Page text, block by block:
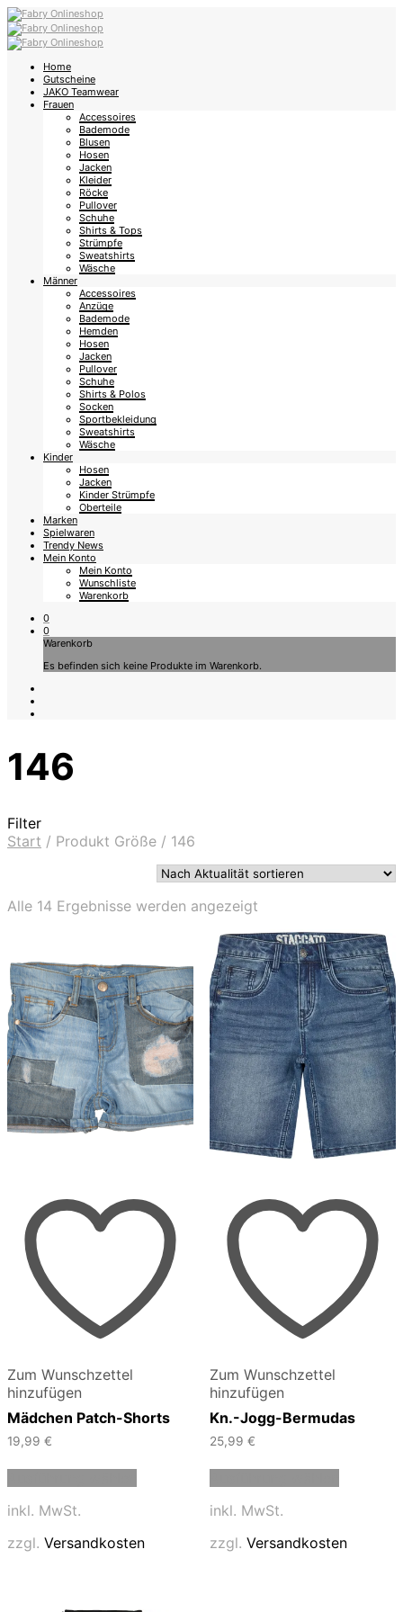
Home
Gutscheine
JAKO Teamwear
Frauen
Accessoires
Bademode
Blusen
Hosen
Jacken
Kleider
Röcke
Pullover
Schuhe
Shirts & Tops
Strümpfe
Sweatshirts
Wäsche
Männer
Accessoires
Anzüge
Bademode
Hemden
Hosen
Jacken
Pullover
Schuhe
Shirts & Polos
Socken
Sportbekleidung
Sweatshirts
Wäsche
Kinder
Hosen
Jacken
Kinder Strümpfe
Oberteile
Marken
Spielwaren
Trendy News
Mein Konto
Mein Konto
Wunschliste
Warenkorb
0
0
Warenkorb
Es befinden sich keine Produkte im Warenkorb.
146
Filter
Start / Produkt Größe / 146
Alle 14 Ergebnisse werden angezeigt
sortiert
Zum Wunschzettel
hinzufügen
Mädchen Patch-Shorts
19,99 €
auf.
können
inkl. MwSt.
zzgl. Versandkosten
Zum Wunschzettel
hinzufügen
Kn.-Jogg-Bermudas
25,99 €
auf.
inkl. MwSt.
zzgl. Versandkosten